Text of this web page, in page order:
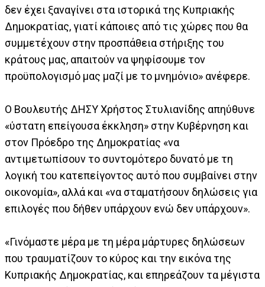
δεν έχει ξαναγίνει στα ιστορικά της Κυπριακής
Δημοκρατίας, γιατί κάποιες από τις χώρες που θα
συμμετέχουν στην προσπάθεια στήριξης του
κράτους μας, απαιτούν να ψηφίσουμε τον
προϋπολογισμό μας μαζί με το μνημόνιο» ανέφερε.
Ο Βουλευτής ΔΗΣΥ Χρήστος Στυλιανίδης απηύθυνε
«ύστατη επείγουσα έκκληση» στην Κυβέρνηση και
στον Πρόεδρο της Δημοκρατίας «να
αντιμετωπίσουν το συντομότερο δυνατό με τη
λογική του κατεπείγοντος αυτό που συμβαίνει στην
οικονομία», αλλά και «να σταματήσουν δηλώσεις για
επιλογές που δήθεν υπάρχουν ενώ δεν υπάρχουν».
«Γινόμαστε μέρα με τη μέρα μάρτυρες δηλώσεων
που τραυματίζουν το κύρος και την εικόνα της
Κυπριακής Δημοκρατίας, και επηρεάζουν τα μέγιστα